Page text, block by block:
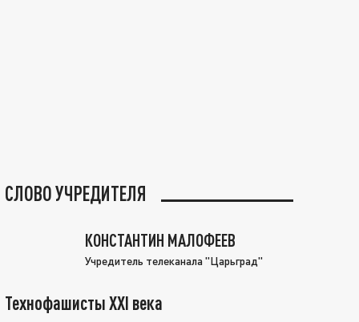
СЛОВО УЧРЕДИТЕЛЯ
КОНСТАНТИН МАЛОФЕЕВ
Учредитель телеканала "Царьград"
Технофашисты XXI века